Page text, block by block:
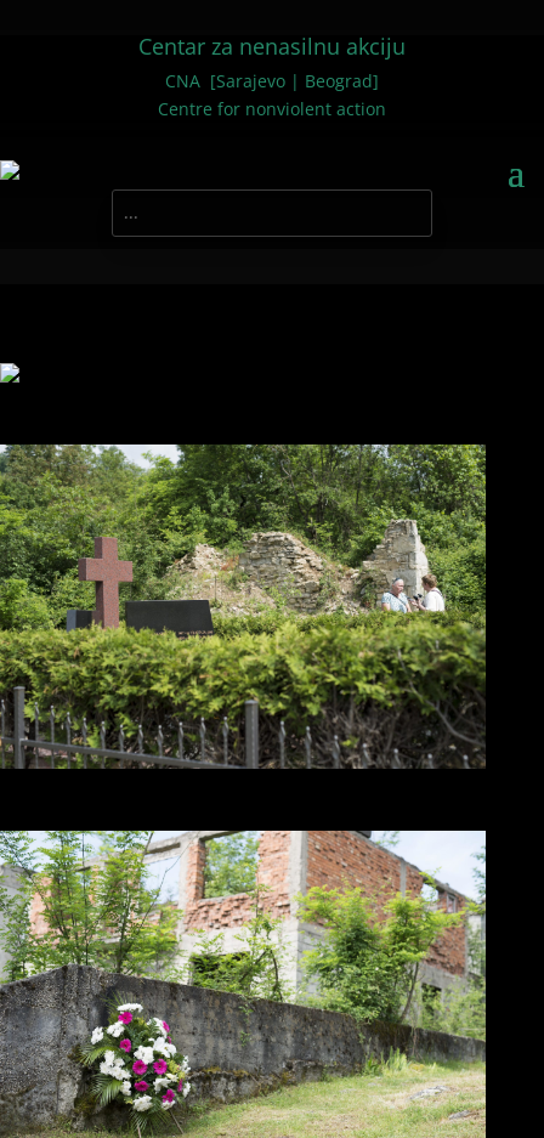
Centar za nenasilnu akciju
CNA [Sarajevo | Beograd]
Centre for nonviolent action